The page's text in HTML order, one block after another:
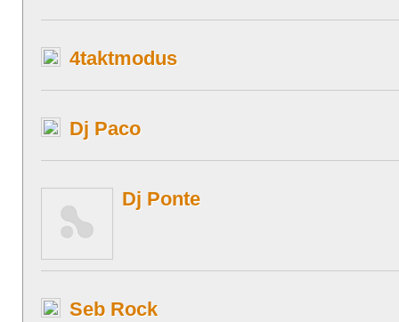
4taktmodus
Dj Paco
Dj Ponte
Seb Rock